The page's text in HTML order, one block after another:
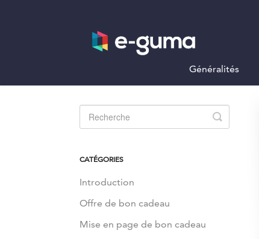
Généralités
Toggle
Search
CATÉGORIES
Introduction
Offre de bon cadeau
Mise en page de bon cadeau